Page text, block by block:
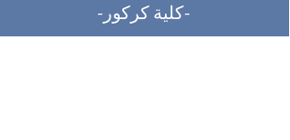
-كلية كركور-